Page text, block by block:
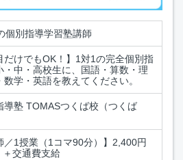
個別指導学習塾講師
だけでもOK！】1対1の完全個別指
・中・高校生に、国語・算数・理
学・英語を教えてください。
導塾 TOMASつくば校（つくば
／1授業（1コマ90分）】2,400円
＋交通費支給